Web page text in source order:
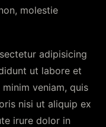
molestie
adipisicing
ut labore et
veniam, quis
nisi ut aliquip ex
irure dolor in